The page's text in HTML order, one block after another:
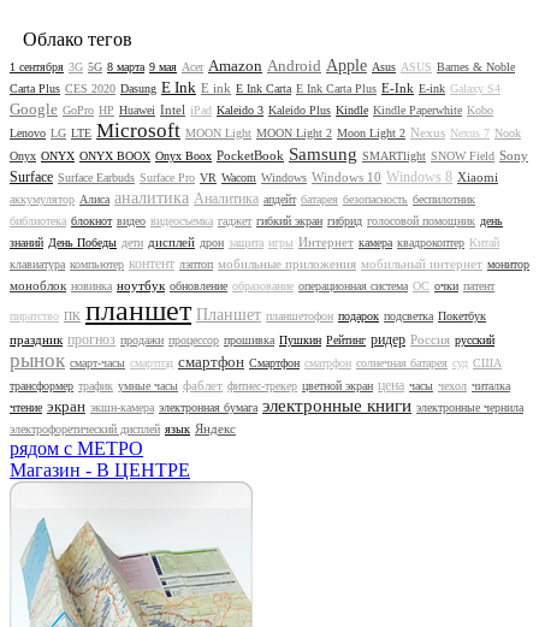
Облако тегов
1 сентября 3G 5G 8 марта 9 мая Acer Amazon Android Apple Asus ASUS Barnes & Noble
Carta Plus CES 2020 Dasung E Ink E ink E Ink Carta E Ink Carta Plus E-Ink E-ink Galaxy S4
Google GoPro HP Huawei Intel iPad Kaleido 3 Kaleido Plus Kindle Kindle Paperwhite Kobo
Lenovo LG LTE Microsoft MOON Light MOON Light 2 Moon Light 2 Nexus Nexus 7 Nook
Onyx ONYX ONYX BOOX Onyx Boox PocketBook Samsung SMARTlight SNOW Field Sony
Surface Surface Earbuds Surface Pro VR Wacom Windows Windows 10 Windows 8 Xiaomi
аккумулятор Алиса аналитика Аналитика апдейт батарея безопасность беспилотник
библиотека блокнот видео видеосъемка гаджет гибкий экран гибрид голосовой помощник день
знаний День Победы дети дисплей дрон защита игры Интернет камера квадрокоптер Китай
клавиатура компьютер контент лэптоп мобильные приложения мобильный интернет монитор
моноблок новинка ноутбук обновление образование операционная система ОС очки патент
пиратство ПК планшет Планшет планшетофон подарок подсветка Покетбук
праздник прогноз продажи процессор прошивка Пушкин Рейтинг ридер Россия русский
рынок смарт-часы смартпэд смартфон Смартфон сматрфон солнечная батарея суд США
трансформер трафик умные часы фаблет фитнес-трекер цветной экран цена часы чехол читалка
чтение экран экшн-камера электронная бумага электронные книги электронные чернила
электрофоретический дисплей язык Яндекс
рядом с МЕТРО
Магазин - В ЦЕНТРЕ